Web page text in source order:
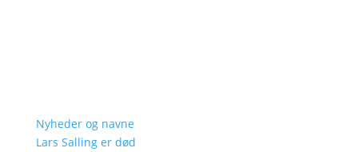
Nyheder og navne
Lars Salling er død